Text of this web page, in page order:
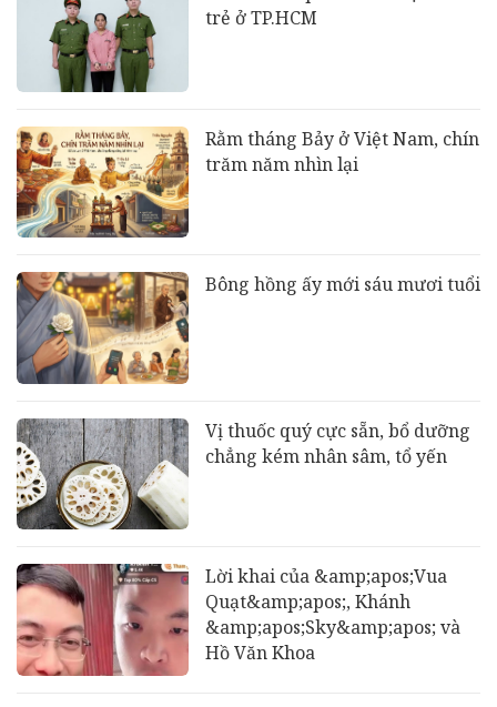
trẻ ở TP.HCM
Rằm tháng Bảy ở Việt Nam, chín
trăm năm nhìn lại
Bông hồng ấy mới sáu mươi tuổi
Vị thuốc quý cực sẵn, bổ dưỡng
chẳng kém nhân sâm, tổ yến
Lời khai của &amp;apos;Vua
Quạt&amp;apos;, Khánh
&amp;apos;Sky&amp;apos; và
Hồ Văn Khoa